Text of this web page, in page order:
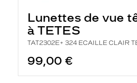
Lunettes de vue
à TETES
TAT2302E+ 324 ECAILLE CLAIR
99,00 €